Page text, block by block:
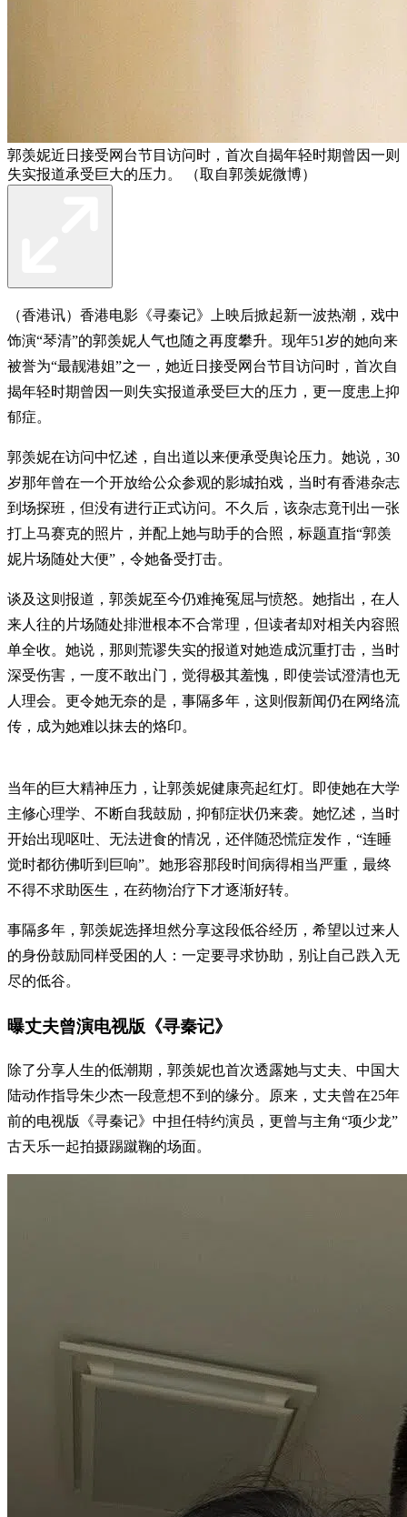
郭羡妮近日接受网台节目访问时，首次自揭年轻时期曾因一则
失实报道承受巨大的压力。 （取自郭羡妮微博）
（香港讯）香港电影《寻秦记》上映后掀起新一波热潮，戏中
饰演“琴清”的郭羡妮人气也随之再度攀升。现年51岁的她向来
被誉为“最靓港姐”之一，她近日接受网台节目访问时，首次自
揭年轻时期曾因一则失实报道承受巨大的压力，更一度患上抑
郁症。
郭羡妮在访问中忆述，自出道以来便承受舆论压力。她说，30
岁那年曾在一个开放给公众参观的影城拍戏，当时有香港杂志
到场探班，但没有进行正式访问。不久后，该杂志竟刊出一张
打上马赛克的照片，并配上她与助手的合照，标题直指“郭羡
妮片场随处大便”，令她备受打击。
谈及这则报道，郭羡妮至今仍难掩冤屈与愤怒。她指出，在人
来人往的片场随处排泄根本不合常理，但读者却对相关内容照
单全收。她说，那则荒谬失实的报道对她造成沉重打击，当时
深受伤害，一度不敢出门，觉得极其羞愧，即使尝试澄清也无
人理会。更令她无奈的是，事隔多年，这则假新闻仍在网络流
传，成为她难以抹去的烙印。
当年的巨大精神压力，让郭羡妮健康亮起红灯。即使她在大学
主修心理学、不断自我鼓励，抑郁症状仍来袭。她忆述，当时
开始出现呕吐、无法进食的情况，还伴随恐慌症发作，“连睡
觉时都彷佛听到巨响”。她形容那段时间病得相当严重，最终
不得不求助医生，在药物治疗下才逐渐好转。
事隔多年，郭羡妮选择坦然分享这段低谷经历，希望以过来人
的身份鼓励同样受困的人：一定要寻求协助，别让自己跌入无
尽的低谷。
曝丈夫曾演电视版《寻秦记》
除了分享人生的低潮期，郭羡妮也首次透露她与丈夫、中国大
陆动作指导朱少杰一段意想不到的缘分。原来，丈夫曾在25年
前的电视版《寻秦记》中担任特约演员，更曾与主角“项少龙”
古天乐一起拍摄踢蹴鞠的场面。